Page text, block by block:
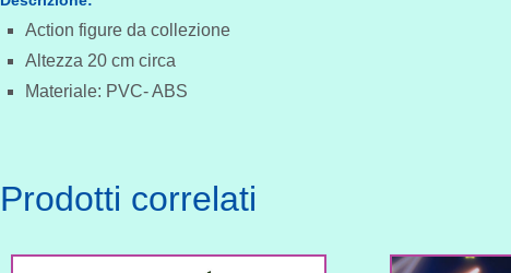
Action figure da collezione
Altezza 20 cm circa
Materiale: PVC- ABS
Prodotti correlati